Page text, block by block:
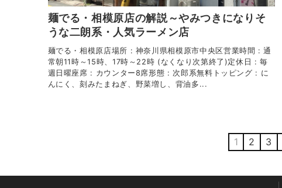
麺でる・相模原店の解説～やみつきになりそ
うな二朗系・人気ラーメン店
麺でる・相模原店場所 : 神奈川県相模原市中央区営業時間 : 通
常朝11時～15時、17時～22時 (なくなり次第終了)定休日 : 毎
週日曜座席 : カウンター8席形態 : 次郎系無料トッピング : に
んにく、刻みたまねぎ、野菜増し、背油多...
1 2 3